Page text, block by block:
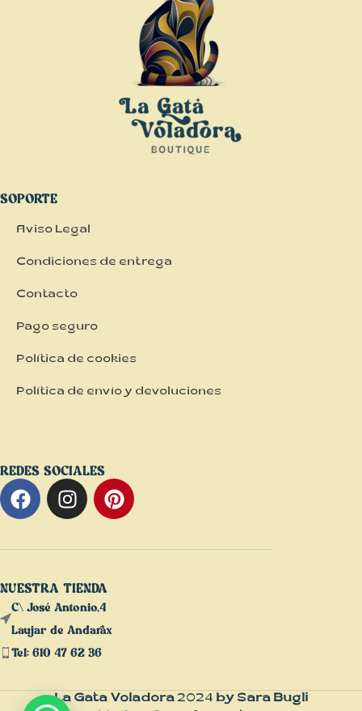
SOPORTE
Aviso Legal
Condiciones de entrega
Contacto
Pago seguro
Política de cookies
Política de envío y devoluciones
REDES SOCIALES
NUESTRA TIENDA
C\ José Antonio,4
Laujar de Andarax
Tel: 610 47 62 36
La Gata Voladora 2024 by Sara Bugli